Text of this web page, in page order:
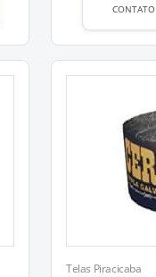
CONTATO
Telas Piracicaba